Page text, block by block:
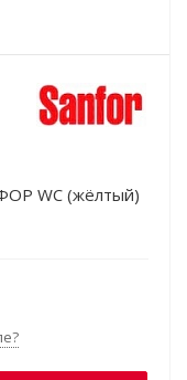
WC (жёлтый)